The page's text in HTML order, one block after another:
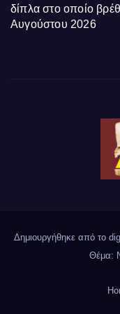
δίπλα στο οποίο
Αυγούστου 2026
Δημιουργήθηκε από το
Θέμα: